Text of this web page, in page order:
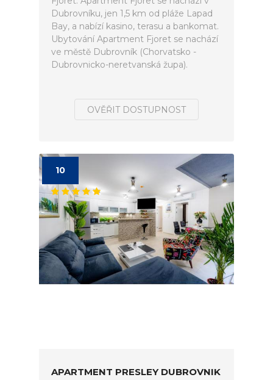
Dubrovníku, jen 1,5 km od pláže Lapad
Bay, a nabízí kasino, terasu a bankomat.
Ubytování Apartment Fjoret se nachází
ve městě Dubrovník (Chorvatsko -
Dubrovnicko-neretvanská župa).
OVĚŘIT DOSTUPNOST
10
APARTMENT PRESLEY DUBROVNIK